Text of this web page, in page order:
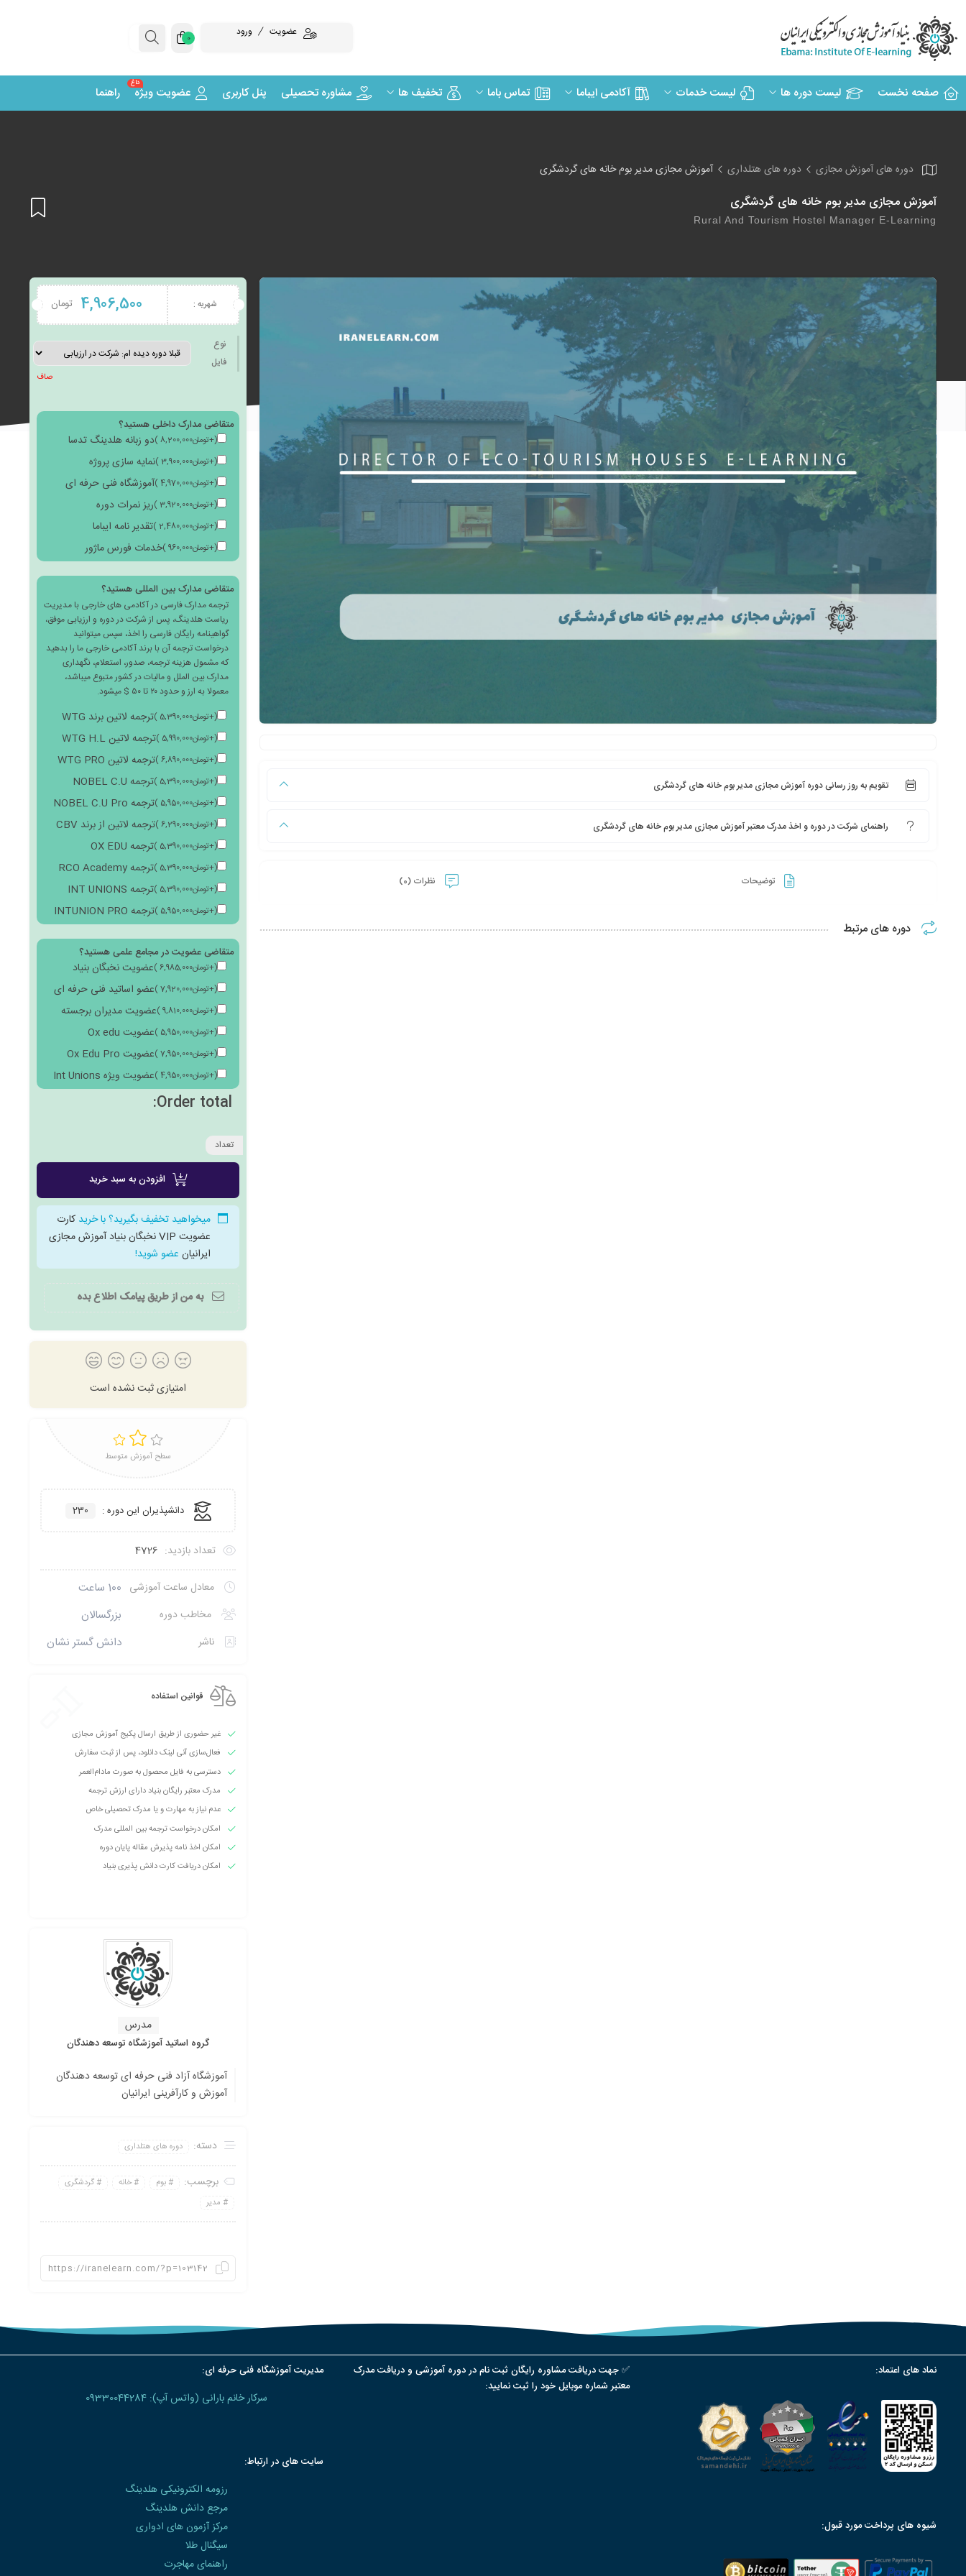
عضویت ورود 0
صفحه نخست لیست دوره ها لیست خدمات آکادمی ایباما تماس باما تخفیف ها مشاوره تحصیلی پنل کاربری عضویت ویژه
داغ
راهنما
دوره های آموزش مجازی دوره های هتلداری آموزش مجازی مدیر بوم خانه های گردشگری
آموزش مجازی مدیر بوم خانه های گردشگری
Rural And Tourism Hostel Manager E-Learning
به
ها
تقویم به روز رسانی دوره آموزش مجازی مدیر بوم خانه های گردشگری
راهنمای شرکت در دوره و اخذ مدرک معتبر آموزش مجازی مدیر بوم خانه های گردشگری
توضیحات نظرات (0)
دوره های مرتبط
شهریه : 4,906,500 تومان
نوع
فایل
صاف
متقاضی مدارک داخلی هستید؟
دو زبانه هلدینگ تدسا (
+
8,200,000تومان )
نمایه سازی پروژه (
+
3,900,000تومان )
آموزشگاه فنی حرفه ای (
+
4,970,000تومان )
ریز نمرات دوره (
+
3,920,000تومان )
تقدیر نامه ایباما (
+
2,480,000تومان )
خدمات فورس ماژور (
+
960,000تومان )
متقاضی مدارک بین المللی هستید؟
ترجمه مدارک فارسی در آکادمی های خارجی با مدیریت
ریاست هلدینگ، پس از شرکت در دوره و ارزیابی موفق،
گواهینامه رایگان فارسی را اخذ، سپس میتوانید
درخواست ترجمه آن با برند آکادمی خارجی ما را بدهید
که مشمول هزینه ترجمه، صدور، استعلام، نگهداری
مدارک بین الملل و مالیات در کشور متبوع میباشد،
معمولا به ارز و حدود ۲۰ تا ۵۰ $ میشود.
ترجمه لاتین برند WTG (
+
5,390,000تومان )
ترجمه لاتین WTG H.L (
+
5,990,000تومان )
ترجمه لاتین WTG PRO (
+
6,890,000تومان )
ترجمه NOBEL C.U (
+
5,390,000تومان )
ترجمه NOBEL C.U Pro (
+
5,950,000تومان )
ترجمه لاتین از برند CBV (
+
6,290,000تومان )
ترجمه OX EDU (
+
5,390,000تومان )
ترجمه RCO Academy (
+
5,390,000تومان )
ترجمه INT UNIONS (
+
5,390,000تومان )
ترجمه INTUNION PRO (
+
5,950,000تومان )
متقاضی عضویت در مجامع علمی هستید؟
عضویت نخبگان بنیاد (
+
6,985,000تومان )
عضو اساتید فنی حرفه ای (
+
7,920,000تومان )
عضویت مدیران برجسته (
+
9,810,000تومان )
عضویت Ox edu (
+
5,950,000تومان )
عضویت Ox Edu Pro (
+
7,950,000تومان )
عضویت ویژه Int Unions (
+
4,950,000تومان )
Order total:
تعداد
افزودن به سبد خرید
میخواهید تخفیف بگیرید؟ با خرید کارت
عضویت VIP نخبگان بنیاد آموزش مجازی
ایرانیان عضو شوید!
به من از طریق پیامک اطلاع بده
امتیازی ثبت نشده است
سطح آموزش متوسط
دانشپذیران این دوره : 230
تعداد بازدید: 4726
معادل ساعت آموزشی 100 ساعت
مخاطب دوره بزرگسالان
ناشر دانش گستر نشان
قوانین استفاده
غیر حضوری از طریق ارسال پکیج آموزش مجازی
فعال‌سازی آنی لینک دانلود، پس از ثبت سفارش
دسترسی به فایل محصول به صورت مادام‌العمر
مدرک معتبر رایگان بنیاد دارای ارزش ترجمه
عدم نیاز به مهارت و یا مدرک تحصیلی خاص
امکان درخواست ترجمه بین المللی مدرک
امکان اخذ نامه پذیرش مقاله پایان دوره
امکان دریافت کارت دانش پذیری بنیاد
مدرس
گروه اساتید آموزشگاه توسعه دهندگان
آموزشگاه آزاد فنی حرفه ای توسعه دهندگان
آموزش و کارآفرینی ایرانیان
دسته: دوره های هتلداری
برچسب: بوم خانه
گردشگری
مدیر
نماد های اعتماد:
شیوه های پرداخت مورد قبول:
✅ جهت دریافت مشاوره رایگان ثبت نام در دوره آموزشی و دریافت مدرک
معتبر شماره موبایل خود را ثبت نمایید:
مدیریت آموزشگاه فنی حرفه ای:
سرکار خانم بارانی (واتس آپ): 09330044284
سایت های در ارتباط:
رزومه الکترونیکی هلدینگ
مرجع دانش هلدینگ
مرکز آزمون های ادواری
سیگنال طلا
راهنمای مهاجرت